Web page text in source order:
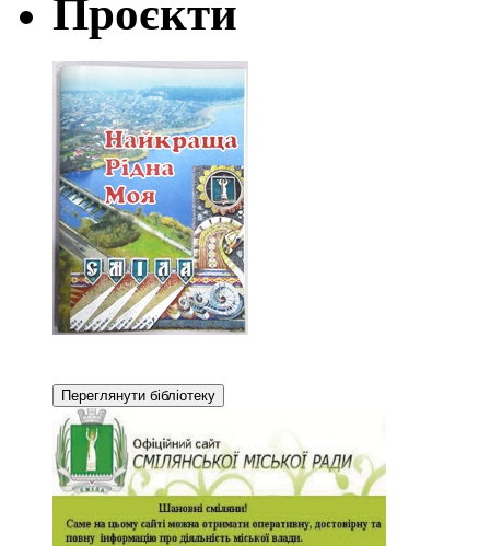
Проєкти